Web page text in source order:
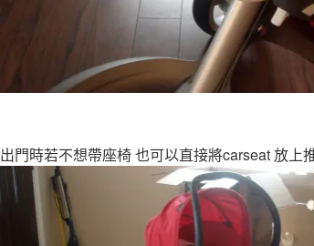
出門時若不想帶座椅 也可以直接將carseat 放上